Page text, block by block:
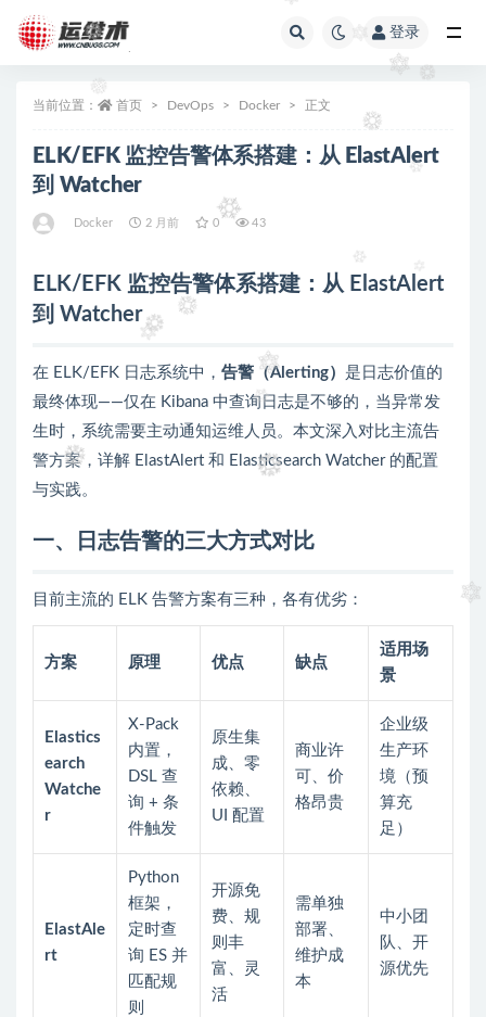
登录
当前位置： 首页 DevOps Docker 正文
ELK/EFK 监控告警体系搭建：从 ElastAlert
到 Watcher
Docker 2 月前 0 43
ELK/EFK 监控告警体系搭建：从 ElastAlert
到 Watcher
在 ELK/EFK 日志系统中， 告警（Alerting） 是日志价值的
最终体现——仅在 Kibana 中查询日志是不够的，当异常发
生时，系统需要主动通知运维人员。本文深入对比主流告
警方案，详解 ElastAlert 和 Elasticsearch Watcher 的配置
与实践。
一、日志告警的三大方式对比
目前主流的 ELK 告警方案有三种，各有优劣：
方案 原理 优点 缺点
适用场
景
Elastics
earch
Watche
r
X-Pack
内置，
DSL 查
询 + 条
件触发
原生集
成、零
依赖、
UI 配置
商业许
可、价
格昂贵
企业级
生产环
境（预
算充
足）
ElastAle
rt
Python
框架，
定时查
询 ES 并
匹配规
则
开源免
费、规
则丰
富、灵
活
需单独
部署、
维护成
本
中小团
队、开
源优先